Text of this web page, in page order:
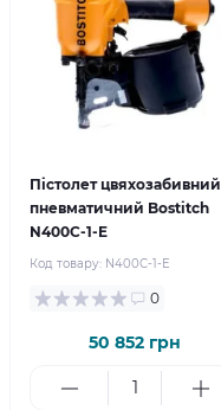
Пістолет цвяхозабивний
пневматичний Bostitch
N400C-1-E
Код товару: N400C-1-E
0
50 852 грн